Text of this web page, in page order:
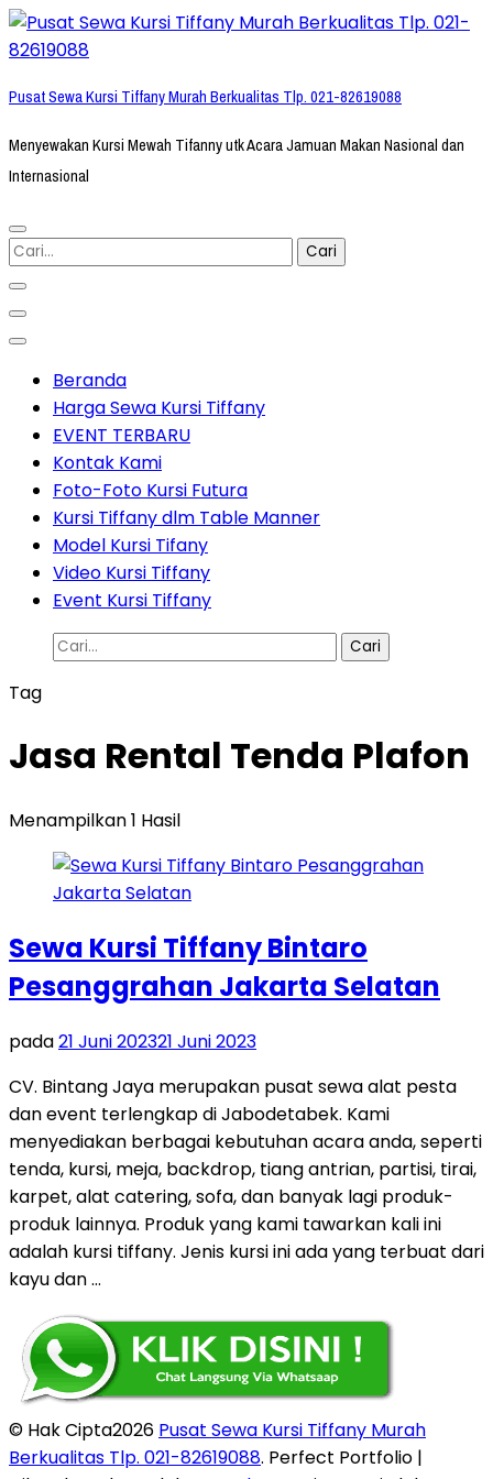
Lompat
ke
(Tekan
Pusat Sewa Kursi Tiffany Murah Berkualitas Tlp. 021-82619088
Menyewakan Kursi Mewah Tifanny utk Acara Jamuan Makan Nasional dan
Internasional
Cari
untuk:
Beranda
Harga Sewa Kursi Tiffany
EVENT TERBARU
Kontak Kami
Foto-Foto Kursi Futura
Kursi Tiffany dlm Table Manner
Model Kursi Tifany
Video Kursi Tiffany
Event Kursi Tiffany
Cari
Tag
Jasa Rental Tenda Plafon
Menampilkan 1 Hasil
Sewa Kursi Tiffany Bintaro
Pesanggrahan Jakarta Selatan
pada21 Juni 202321 Juni 2023
CV. Bintang Jaya merupakan pusat sewa alat pesta
dan event terlengkap di Jabodetabek. Kami
menyediakan berbagai kebutuhan acara anda, seperti
tenda, kursi, meja, backdrop, tiang antrian, partisi, tirai,
karpet, alat catering, sofa, dan banyak lagi produk-
produk lainnya. Produk yang kami tawarkan kali ini
adalah kursi tiffany. Jenis kursi ini ada yang terbuat dari
kayu dan …
© Hak Cipta2026 Pusat Sewa Kursi Tiffany Murah
Berkualitas Tlp. 021-82619088. Perfect Portfolio |